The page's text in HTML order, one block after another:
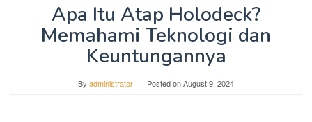
Apa Itu Atap Holodeck?
Memahami Teknologi dan
Keuntungannya
By administrator Posted onAugust 9, 2024